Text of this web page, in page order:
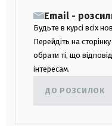
Email -
Будьте в курсі всіх
Перейдіть на
обрати ті, що
інтересам.
ДО РОЗСИЛОК